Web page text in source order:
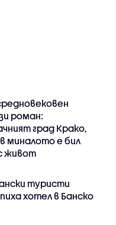
роман:
град Крако,
миналото е бил
живот
туристи
хотел в Банско